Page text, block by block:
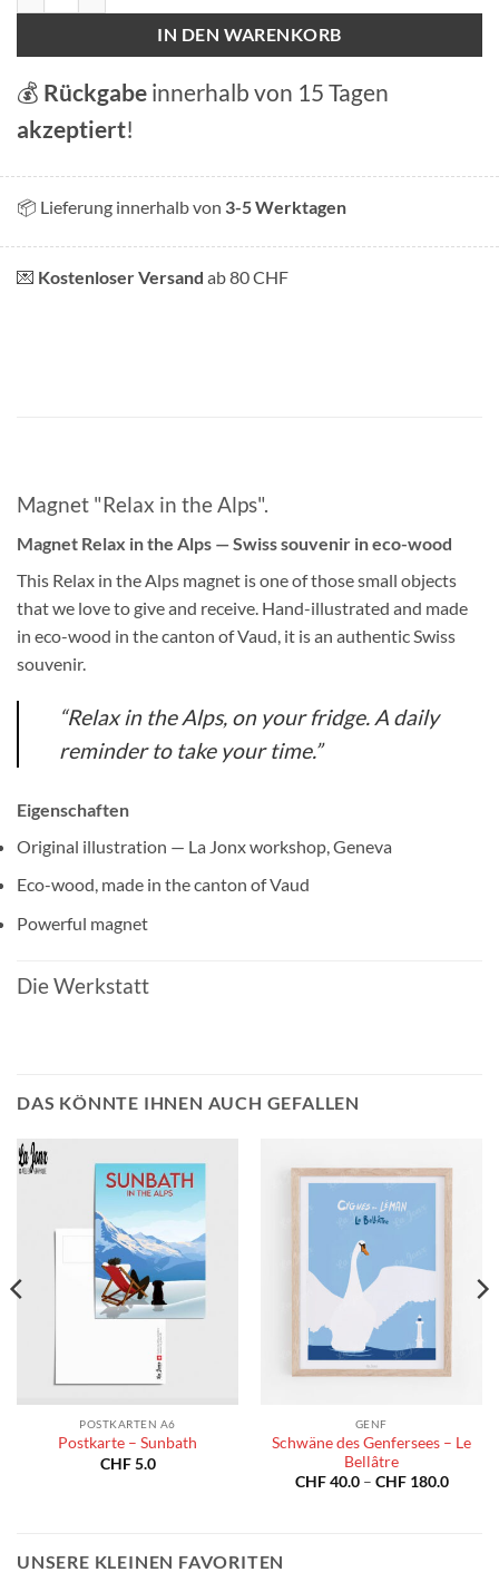
IN DEN WARENKORB
💰 Rückgabe innerhalb von 15 Tagen
akzeptiert!
📦 Lieferung innerhalb von 3-5 Werktagen
💌 Kostenloser Versand ab 80 CHF
Magnet "Relax in the Alps".
Magnet Relax in the Alps — Swiss souvenir in eco-wood
This Relax in the Alps magnet is one of those small objects
that we love to give and receive. Hand-illustrated and made
in eco-wood in the canton of Vaud, it is an authentic Swiss
souvenir.
“Relax in the Alps, on your fridge. A daily
reminder to take your time.”
Eigenschaften
Original illustration — La Jonx workshop, Geneva
Eco-wood, made in the canton of Vaud
Powerful magnet
Die Werkstatt
DAS KÖNNTE IHNEN AUCH GEFALLEN
POSTKARTEN A6
Postkarte – Sunbath
CHF5.0
GENF
Schwäne des Genfersees – Le
Bellâtre
CHF40.0 – CHF180.0
UNSERE KLEINEN FAVORITEN